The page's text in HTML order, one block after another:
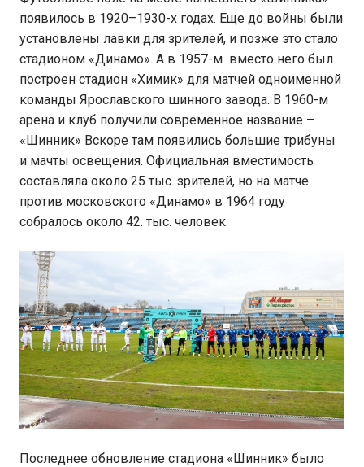
появилось в 1920–1930-х годах. Еще до войны были
установлены лавки для зрителей, и позже это стало
стадионом «Динамо». А в 1957-м вместо него был
построен стадион «Химик» для матчей одноименной
команды Ярославского шинного завода. В 1960-м
арена и клуб получили современное название –
«Шинник» Вскоре там появились большие трибуны
и мачты освещения. Официальная вместимость
составляла около 25 тыс. зрителей, но на матче
против московского «Динамо» в 1964 году
собралось около 42. тыс. человек.
Последнее обновление стадиона «Шинник» было